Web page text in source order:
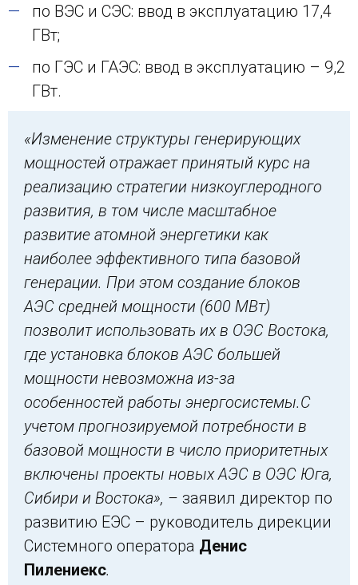
по ВЭС и СЭС: ввод в эксплуатацию 17,4
ГВт;
по ГЭС и ГАЭС: ввод в эксплуатацию – 9,2
ГВт.
«Изменение структуры генерирующих
мощностей отражает принятый курс на
реализацию стратегии низкоуглеродного
развития, в том числе масштабное
развитие атомной энергетики как
наиболее эффективного типа базовой
генерации. При этом создание блоков
АЭС средней мощности (600 МВт)
позволит использовать их в ОЭС Востока,
где установка блоков АЭС большей
мощности невозможна из-за
особенностей работы энергосистемы.С
учетом прогнозируемой потребности в
базовой мощности в число приоритетных
включены проекты новых АЭС в ОЭС Юга,
Сибири и Востока», – заявил директор по
развитию ЕЭС – руководитель дирекции
Системного оператора Денис
Пилениекс.